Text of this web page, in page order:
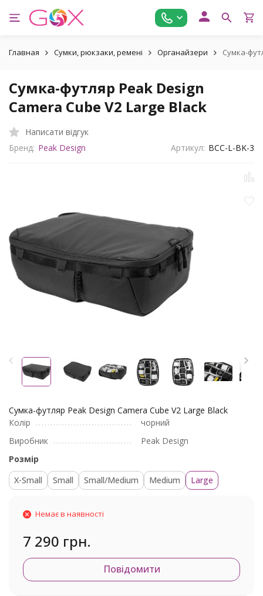
Главная Сумки, рюкзаки, ремені Органайзери Сумка-
Сумка-футляр Peak Design
Camera Cube V2 Large Black
Написати відгук
Бренд: Peak Design Артикул: BCC-L-BK-3
Сумка-футляр Peak Design Camera Cube V2 Large Black
Колір
чорний
Виробник
Peak Design
Розмір
X-Small
Small Small/Medium Medium Large
Немає в наявності
7 290 грн.
Повідомити